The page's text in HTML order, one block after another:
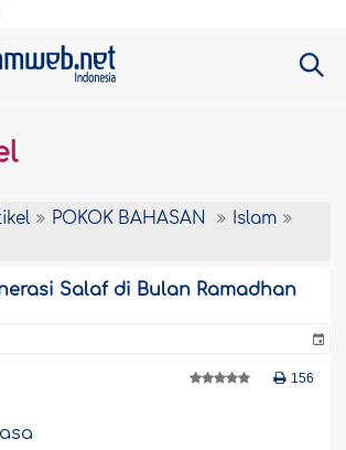
POKOK BAHASAN
Islam
Salaf di Bulan Ramadhan
156